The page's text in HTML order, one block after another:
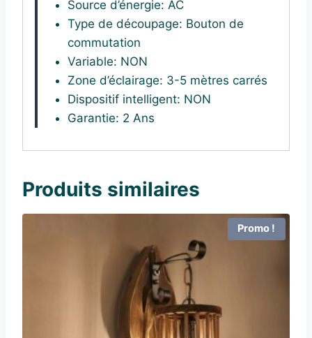
Source d’énergie: AC
Type de découpage: Bouton de
commutation
Variable: NON
Zone d’éclairage: 3-5 mètres carrés
Dispositif intelligent: NON
Garantie: 2 Ans
Produits similaires
Promo !